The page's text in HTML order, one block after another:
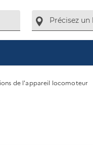
de l'appareil locomoteur